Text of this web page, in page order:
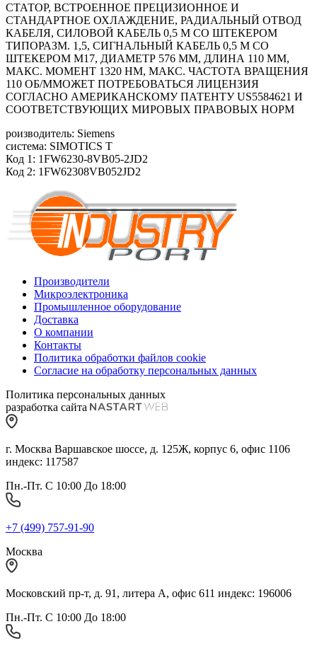
СТАТОР, ВСТРОЕННОЕ ПРЕЦИЗИОННОЕ И
СТАНДАРТНОЕ ОХЛАЖДЕНИЕ, РАДИАЛЬНЫЙ ОТВОД
КАБЕЛЯ, СИЛОВОЙ КАБЕЛЬ 0,5 М СО ШТЕКЕРОМ
ТИПОРАЗМ. 1,5, СИГНАЛЬНЫЙ КАБЕЛЬ 0,5 М СО
ШТЕКЕРОМ М17, ДИАМЕТР 576 ММ, ДЛИНА 110 ММ,
МАКС. МОМЕНТ 1320 HM, МАКС. ЧАСТОТА ВРАЩЕНИЯ
110 ОБ/MМОЖЕТ ПОТРЕБОВАТЬСЯ ЛИЦЕНЗИЯ
СОГЛАСНО АМЕРИКАНСКОМУ ПАТЕНТУ US5584621 И
СООТВЕТСТВУЮЩИХ МИРОВЫХ ПРАВОВЫХ НОРМ
роизводитель: Siemens
система: SIMOTICS T
Код 1: 1FW6230-8VB05-2JD2
Код 2: 1FW62308VB052JD2
Производители
Микроэлектроника
Промышленное оборудование
Доставка
О компании
Контакты
Политика обработки файлов cookie
Согласие на обработку персональных данных
Политика персональных данных
разработка сайта
г. Москва Варшавское шоссе, д. 125Ж, корпус 6, офис 1106
индекс: 117587
Пн.-Пт. С 10:00 До 18:00
+7 (499) 757-91-90
Москва
Московский пр-т, д. 91, литера А, офис 611 индекс: 196006
Пн.-Пт. С 10:00 До 18:00